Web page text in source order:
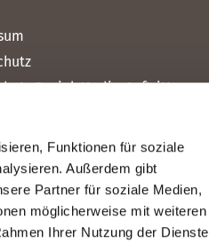
Funktionen für soziale
Außerdem gibt
Partner für soziale Medien,
möglicherweise mit weiteren
Ihrer Nutzung der Dienste
Social-Media-Auftritt
Erklärung
(Privatkunden)